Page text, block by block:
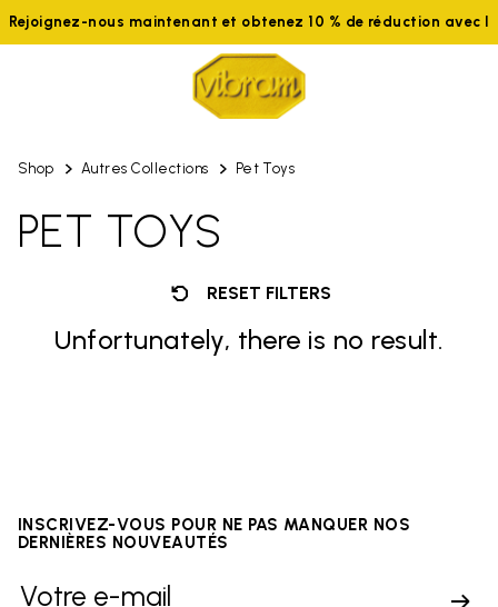
Rejoignez-nous maintenant et obtenez 10 % de réduction avec le
Shop Autres Collections Pet Toys
PET TOYS
RESET FILTERS
Unfortunately, there is no result.
INSCRIVEZ-VOUS POUR NE PAS MANQUER NOS
DERNIÈRES NOUVEAUTÉS